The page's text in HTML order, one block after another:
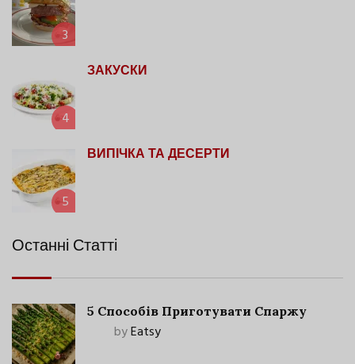
3
4
ЗАКУСКИ
5
ВИПІЧКА ТА ДЕСЕРТИ
Останні Статті
5 Способів Приготувати Спаржу
byEatsy